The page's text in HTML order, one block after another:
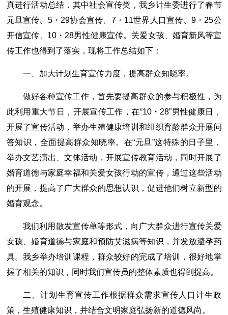
真进行活动总结，其中社会宣传类，我乡计生委进行了春节
元旦宣传、5・29协会宣传、7・11世界人口宣传、9・25公
开信宣传、10・28男性健康宣传。关爱女孩、婚育新风等宣
传工作也得到了落实，现将工作总结如下：
一、加大计划生育宣传力度，提高群众知晓率。
做好各种宣传工作，首先要提高群众的参与积极性，为
此利用重大节日，开展宣传工作，在“10・28”男性健康日，
开展了宣传活动，举办生殖健康培训和组织育龄群众开展问
答知识，全面提高群众知晓率。在“元旦”这特殊的日子里，
举办文艺演出、文体活动，开展宣传教育活动，同时开展了
婚育道德与家庭幸福和关爱女孩行动的宣传，通过这些活动
的开展，提高了广大群众的思想认识，促进他们树立新型的
婚育观念。
我们利用散发宣传单等形式，向广大群众进行宣传关爱
女孩、婚育道德与家庭和预防艾滋病等知识，并发放避孕药
具。我乡举办培训课程，群众较好的完成了培训，很好地掌
握了相关的知识，同时我们宣传员的整体素质也得到提高。
二、计划生育宣传工作根据群众需求宣传人口计生政
策，生殖健康知识，并结合文明家庭弘扬新的道德风尚。